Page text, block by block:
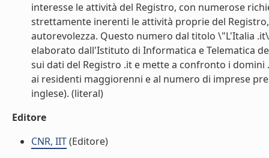
interesse le attività del Registro, con numerose
strettamente inerenti le attività proprie del
autorevolezza. Questo numero dal titolo \"L'Italia
elaborato dall'Istituto di Informatica e Telematica
sui dati del Registro .it e mette a confronto i
ai residenti maggiorenni e al numero di imprese
inglese). (literal)
Editore
CNR, IIT(Editore)